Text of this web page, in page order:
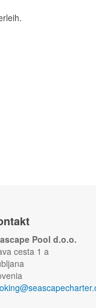
Pool d.o.o.
cesta 1 a